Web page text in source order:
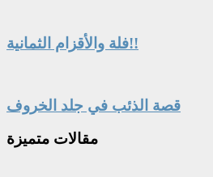
فلة والأقزام الثمانية!!
قصة الذئب في جلد الخروف
مقالات متميزة